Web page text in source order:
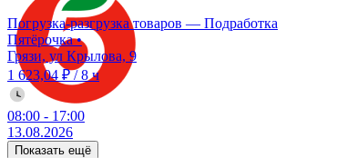
Погрузка-разгрузка товаров — Подработка
Пятёрочка•
Грязи, ул Крылова, 9
1 623,04 ₽/8 ч
08:00 - 17:00
13.08.2026
Показать ещё